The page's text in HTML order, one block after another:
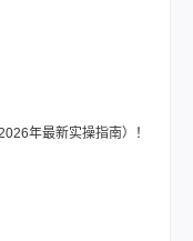
年最新实操指南）！